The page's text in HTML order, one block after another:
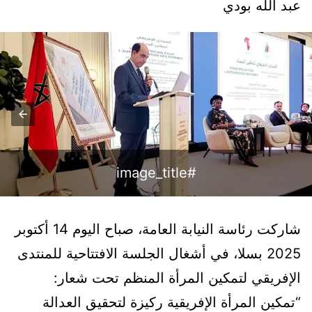
عبد الله بودي
#image_title
شاركت رئاسة النيابة العامة، صباح اليوم 14 أكتوبر
2025 بسلا، في أشغال الجلسة الافتتاحية للمنتدى
الإفريقي لتمكين المرأة المنظم تحت شعار:
“تمكين المرأة الإفريقية ركيزة لتحقيق العدالة